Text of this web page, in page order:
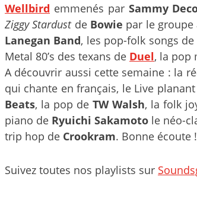
Wellbird emmenés par Sammy
Ziggy Stardust de Bowie par le groupe
Lanegan Band, les pop-folk songs
Metal 80’s des texans de Duel, la pop
A découvrir aussi cette semaine : la
qui chante en français, le Live
Beats, la pop de TW Walsh, la folk
piano de Ryuichi Sakamoto le néo-
trip hop de Crookram. Bonne écoute !
Suivez toutes nos playlists sur